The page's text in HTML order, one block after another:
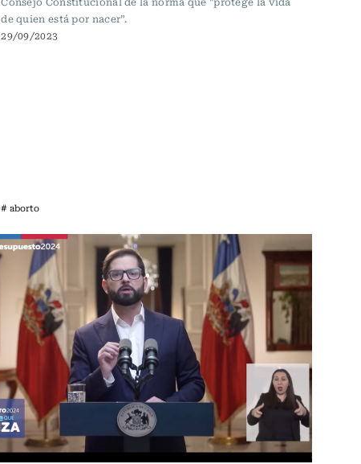
de quien está por nacer”.
29/09/2023
# aborto